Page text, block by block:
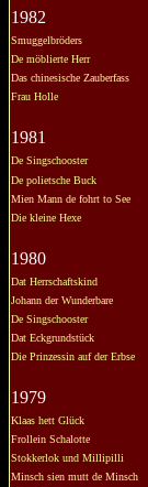
1982
Smuggelbröders
De möblierte Herr
Das chinesische Zauberfass
Frau Holle
1981
De Singschooster
De polietsche Buck
Mien Mann de fohrt to See
Die kleine Hexe
1980
Dat Herrschaftskind
Johann der Wunderbare
De Singschooster
Dat Eckgrundstück
Die Prinzessin auf der Erbse
1979
Klaas hett Glück
Frollein Schalotte
Stokkerlok und Millipilli
Minsch sien mutt de Minsch